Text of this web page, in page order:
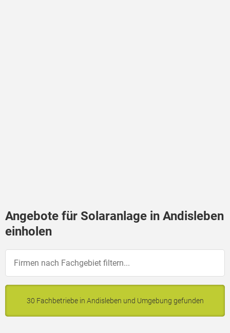
Angebote für Solaranlage in Andisleben
einholen
30 Fachbetriebe in Andisleben und Umgebung gefunden